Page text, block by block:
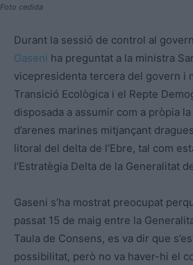
Foto cedida
Durant la sessió de control al
Gaseni ha preguntat a la ministra
vicepresidenta tercera del govern i
Transició Ecològica i el Repte
disposada a assumir com a pròpia
d’arenes marines mitjançant
litoral del delta de l’Ebre, tal com
l’Estratègia Delta de la Generalitat
Gaseni s’ha mostrat preocupat
passat 15 de maig entre la
Taula de Consens, es va dir que
possibilitat, però no va haver-hi el